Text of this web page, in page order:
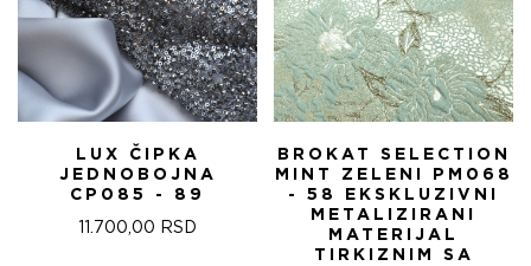
LUX ČIPKA
JEDNOBOJNA
CP085 - 89
11.700,00 RSD
BROKAT SELECTION
MINT ZELENI PM068
- 58 EKSKLUZIVNI
METALIZIRANI
MATERIJAL
TIRKIZNIM SA